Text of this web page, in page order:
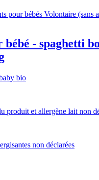
pour bébés Volontaire (sans
bébé - spaghetti
bio
produit et allergène lait non
non déclarées